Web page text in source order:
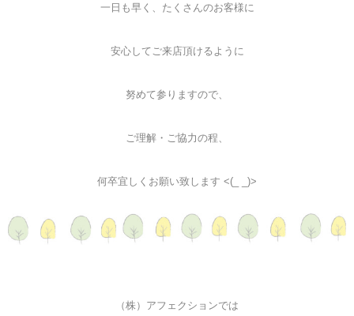
一日も早く、たくさんのお客様に
安心してご来店頂けるように
努めて参りますので、
ご理解・ご協力の程、
何卒宜しくお願い致します <(_ _)>
（株）アフェクションでは